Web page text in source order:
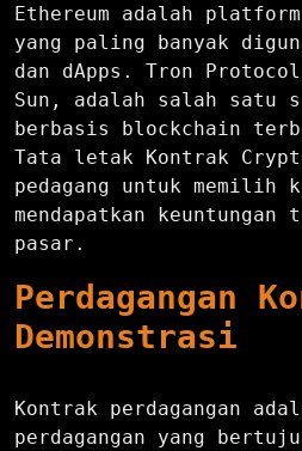
Ethereum adalah
yang paling banyak
dan dApps. Tron
Sun, adalah salah satu
berbasis blockchain
Tata letak Kontrak Crypto
pedagang untuk memilih
mendapatkan keuntungan
pasar.
Perdagangan
Demonstrasi
Kontrak perdagangan
perdagangan yang